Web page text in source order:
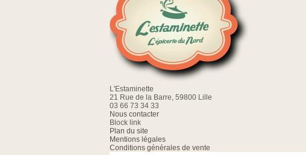
L'Estaminette
21 Rue de la Barre, 59800 Lille
03 66 73 34 33
Nous contacter
Block link
Plan du site
Mentions légales
Conditions générales de vente